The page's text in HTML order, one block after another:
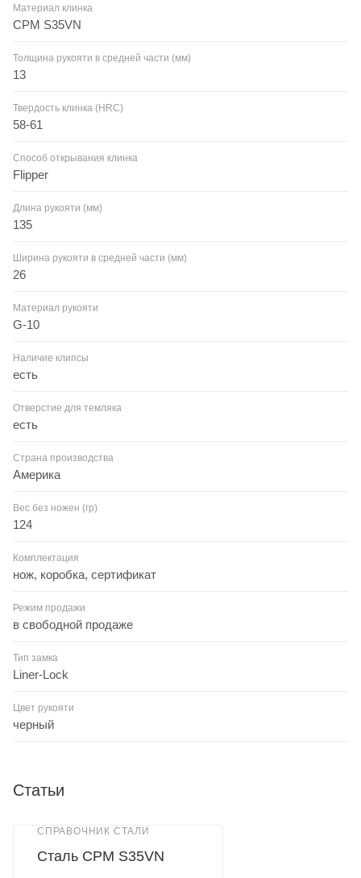
Материал клинка
CPM S35VN
Толщина рукояти в средней части (мм)
13
Твердость клинка (HRC)
58-61
Способ открывания клинка
Flipper
Длина рукояти (мм)
135
Ширина рукояти в средней части (мм)
26
Материал рукояти
G-10
Наличие клипсы
есть
Отверстие для темляка
есть
Страна производства
Америка
Вес без ножен (гр)
124
Комплектация
нож, коробка, сертификат
Режим продажи
в свободной продаже
Тип замка
Liner-Lock
Цвет рукояти
черный
Статьи
СПРАВОЧНИК СТАЛИ
Сталь CPM S35VN